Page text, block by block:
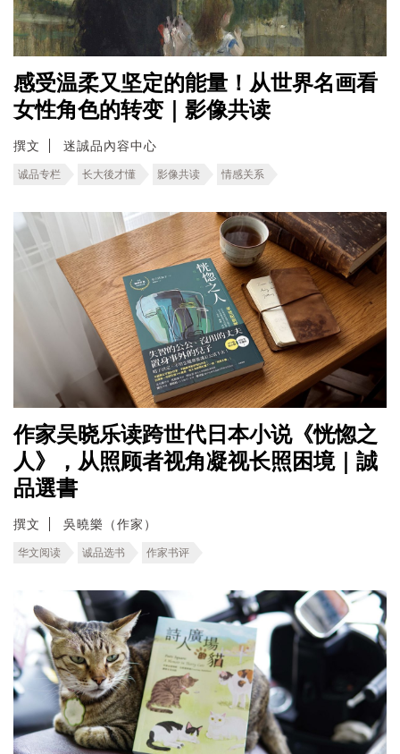
感受温柔又坚定的能量！从世界名画看
女性角色的转变｜影像共读
撰文 迷誠品內容中心
诚品专栏 长大後才懂 影像共读 情感关系
作家吴晓乐读跨世代日本小说《恍惚之
人》，从照顾者视角凝视长照困境｜誠
品選書
撰文 吳曉樂（作家）
华文阅读 诚品选书 作家书评